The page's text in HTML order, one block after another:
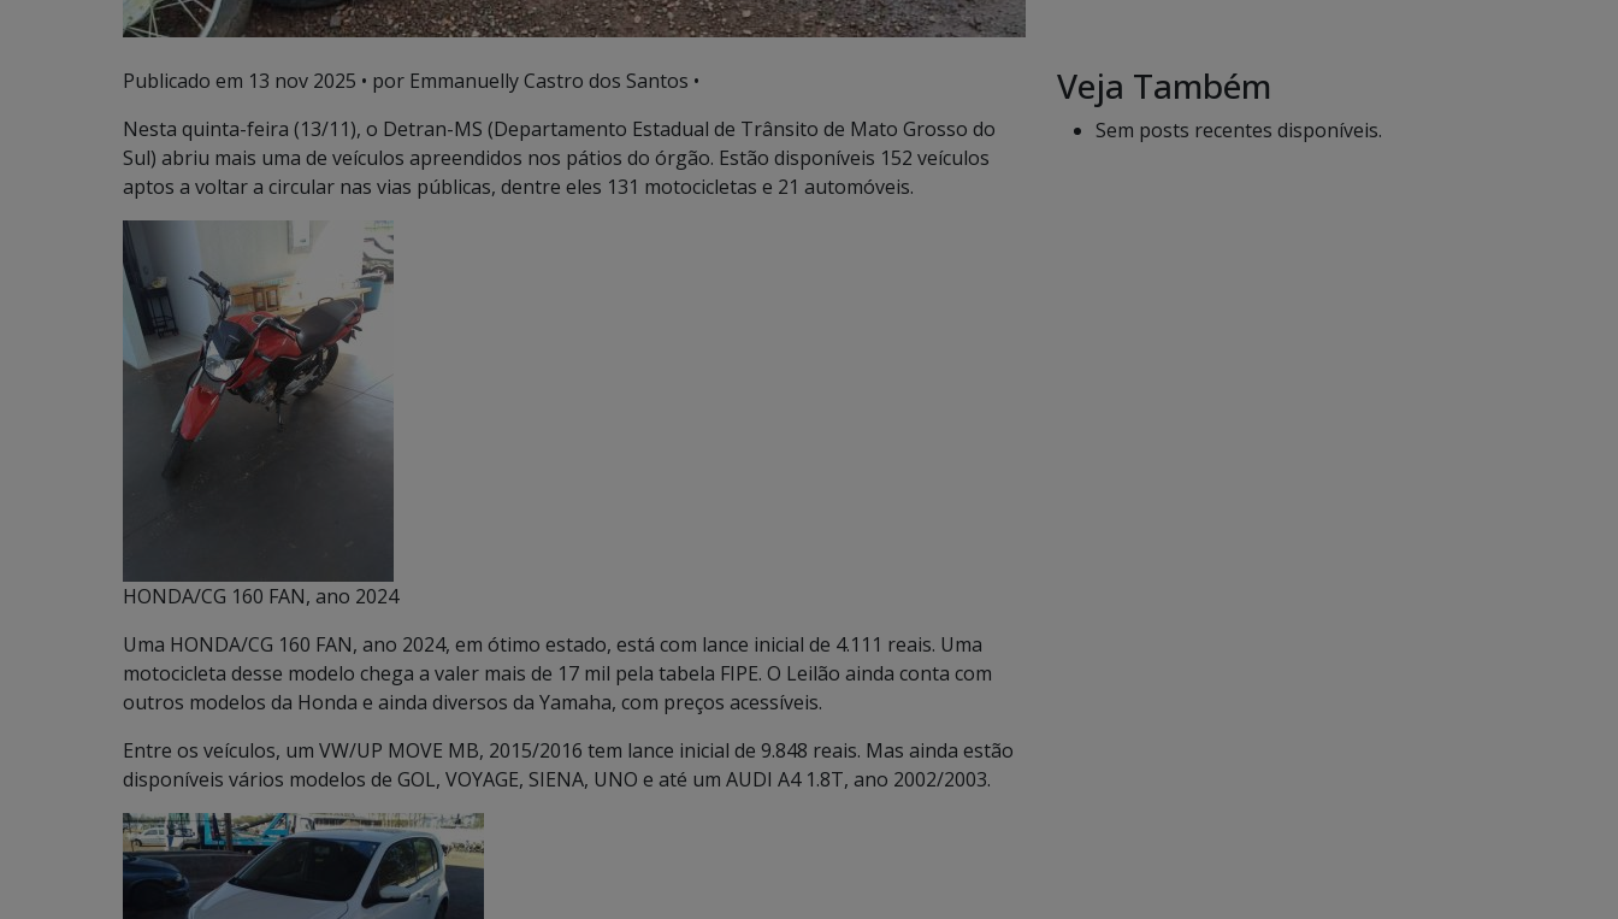
Publicado em 13 nov 2025 • por Emmanuelly Castro dos Santos •
Nesta quinta-feira (13/11), o Detran-MS (Departamento Estadual de Trânsito de Mato Grosso do
Sul) abriu mais uma de veículos apreendidos nos pátios do órgão. Estão disponíveis 152 veículos
aptos a voltar a circular nas vias públicas, dentre eles 131 motocicletas e 21 automóveis.
HONDA/CG 160 FAN, ano 2024
Uma HONDA/CG 160 FAN, ano 2024, em ótimo estado, está com lance inicial de 4.111 reais. Uma
motocicleta desse modelo chega a valer mais de 17 mil pela tabela FIPE. O Leilão ainda conta com
outros modelos da Honda e ainda diversos da Yamaha, com preços acessíveis.
Entre os veículos, um VW/UP MOVE MB, 2015/2016 tem lance inicial de 9.848 reais. Mas ainda estão
disponíveis vários modelos de GOL, VOYAGE, SIENA, UNO e até um AUDI A4 1.8T, ano 2002/2003.
Veja Também
Sem posts recentes disponíveis.